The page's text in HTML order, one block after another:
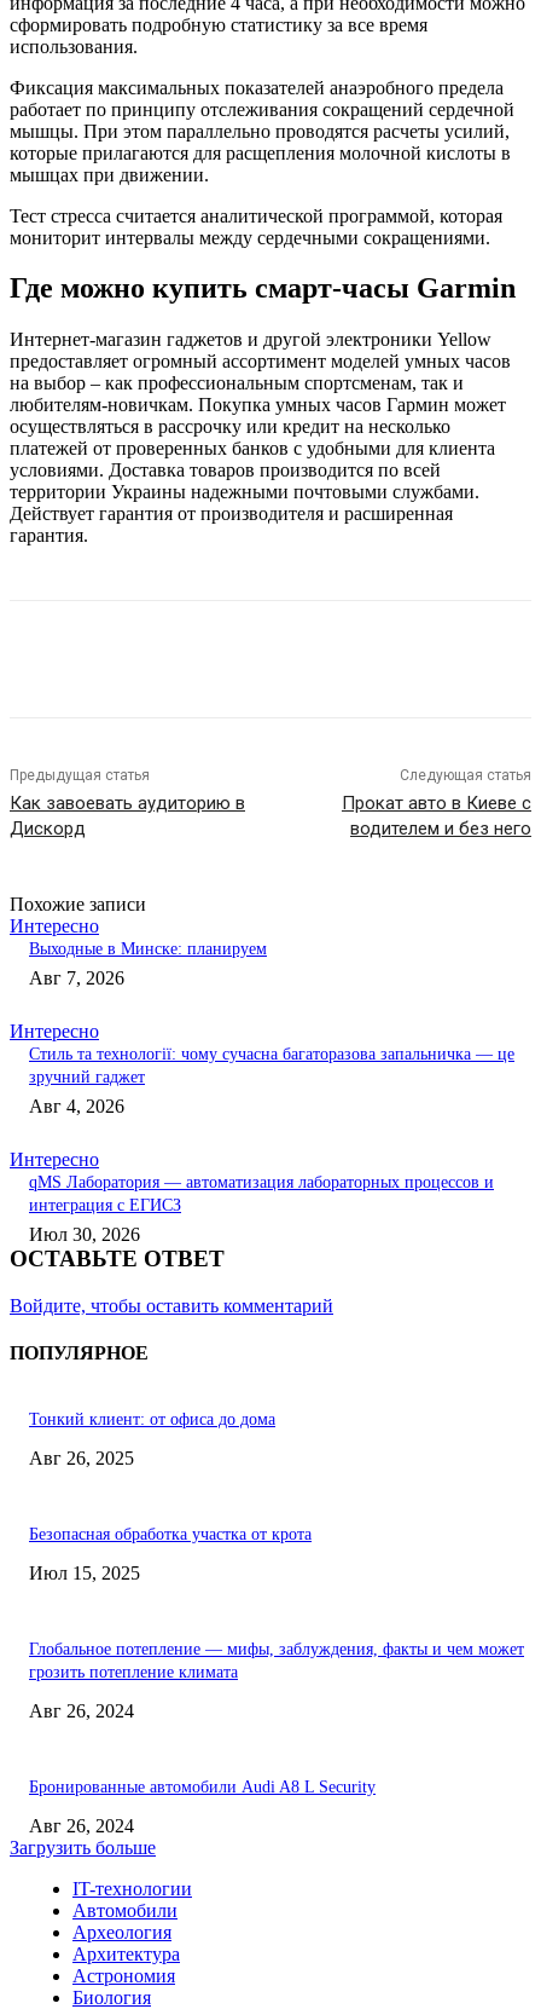
сформировать подробную статистику за все время
использования.
Фиксация максимальных показателей анаэробного предела
работает по принципу отслеживания сокращений сердечной
мышцы. При этом параллельно проводятся расчеты усилий,
которые прилагаются для расщепления молочной кислоты в
мышцах при движении.
Тест стресса считается аналитической программой, которая
мониторит интервалы между сердечными сокращениями.
Где можно купить смарт-часы Garmin
Интернет-магазин гаджетов и другой электроники Yellow
предоставляет огромный ассортимент моделей умных часов
на выбор – как профессиональным спортсменам, так и
любителям-новичкам. Покупка умных часов Гармин может
осуществляться в рассрочку или кредит на несколько
платежей от проверенных банков с удобными для клиента
условиями. Доставка товаров производится по всей
территории Украины надежными почтовыми службами.
Действует гарантия от производителя и расширенная
гарантия.
Предыдущая статья
Как завоевать аудиторию в
Дискорд
Следующая статья
Прокат авто в Киеве с
водителем и без него
Похожие записи
Интересно
Выходные в Минске: планируем
Авг 7, 2026
Интересно
Стиль та технології: чому сучасна багаторазова запальничка — це
зручний гаджет
Авг 4, 2026
Интересно
qMS Лаборатория — автоматизация лабораторных процессов и
интеграция с ЕГИСЗ
Июл 30, 2026
ОСТАВЬТЕ ОТВЕТ
Войдите, чтобы оставить комментарий
ПОПУЛЯРНОЕ
Тонкий клиент: от офиса до дома
Авг 26, 2025
Безопасная обработка участка от крота
Июл 15, 2025
Глобальное потепление — мифы, заблуждения, факты и чем может
грозить потепление климата
Авг 26, 2024
Бронированные автомобили Audi A8 L Security
Авг 26, 2024
Загрузить больше
IT-технологии
Автомобили
Археология
Архитектура
Астрономия
Биология